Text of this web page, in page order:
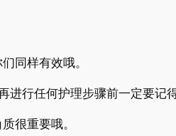
同样有效哦。
行任何护理步骤前一定要记得
很重要哦。